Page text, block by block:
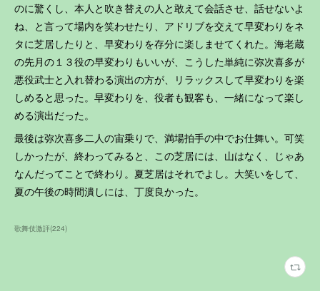
のに驚くし、本人と吹き替えの人と敢えて会話させ、話せないよ
ね、と言って場内を笑わせたり、アドリブを交えて早変わりをネ
タに芝居したりと、早変わりを存分に楽しませてくれた。海老蔵
の先月の１３役の早変わりもいいが、こうした単純に弥次喜多が
悪役武士と入れ替わる演出の方が、リラックスして早変わりを楽
しめると思った。早変わりを、役者も観客も、一緒になって楽し
める演出だった。
最後は弥次喜多二人の宙乗りで、満場拍手の中でお仕舞い。可笑
しかったが、終わってみると、この芝居には、山はなく、じゃあ
なんだってことで終わり。夏芝居はそれでよし。大笑いをして、
夏の午後の時間潰しには、丁度良かった。
歌舞伎激評(224)